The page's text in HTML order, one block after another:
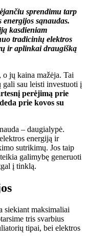
sprendimu tarp
sąnaudas.
kasdieniam
tradicinių elektros
ir aplinkai draugišką
jų kaina mažėja. Tai
sau leisti investuoti į
perėjimą prie
prie kovos su
– daugialypė.
energiją ir
sutrikimų. Jos taip
galimybę generuoti
į tinklą.
siekiant maksimaliai
tris svarbius
tipai, bei elektros